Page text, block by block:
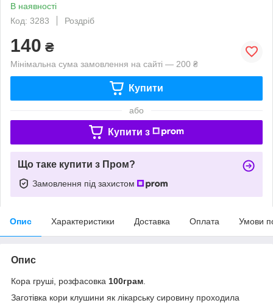
В наявності
Код: 3283
Роздріб
140 ₴
Мінімальна сума замовлення на сайті — 200 ₴
Купити
або
Купити з
Що таке купити з Пром?
Замовлення під захистом
Опис Характеристики Доставка Оплата Умови
Опис
Кора груші, розфасовка 100грам
Заготівка кори клушини як лікарську сировину проходила